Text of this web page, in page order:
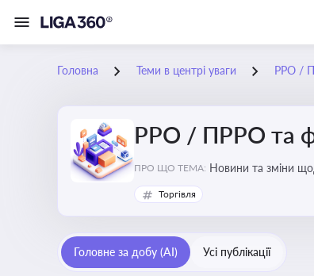
Головна Теми в центрі уваги РРО /
РРО / ПРРО та
ПРО ЩО ТЕМА:
Торгівля
Головне за добу (AI) Усі публікації